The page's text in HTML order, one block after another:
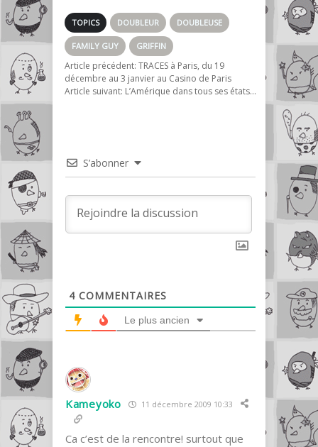
TOPICS DOUBLEUR DOUBLEUSE
FAMILY GUY GRIFFIN
Article précédent: TRACES à Paris, du 19
décembre au 3 janvier au Casino de Paris
Article suivant: L’Amérique dans tous ses états…
S’abonner
4 COMMENTAIRES
Le plus ancien
Kameyoko 11 décembre 2009 10:33
Ca c’est de la rencontre! surtout que